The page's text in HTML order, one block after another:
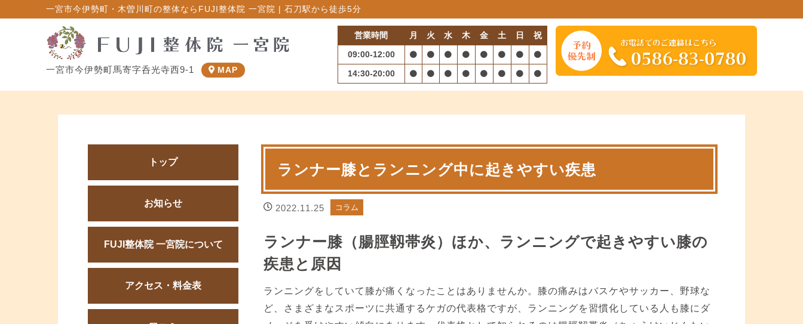
一宮市今伊勢町・木曽川町の整体ならFUJI整体院 一宮院 | 石刀駅から徒歩5分
一宮市今伊勢町馬寄字呑光寺西9-1 MAP
営業時間 月 火 水 木 金 土 日
祝
09:00-12:00
14:30-20:00
ランナー膝とランニング中に起きやすい疾患
2022.11.25 コラム
ランナー膝（腸脛靱帯炎）ほか、ランニングで起きやすい膝の
疾患と原因
ランニングをしていて膝が痛くなったことはありませんか。膝の痛みはバスケやサッカー、野球な
ど、さまざまなスポーツに共通するケガの代表格ですが、ランニングを習慣化している人も膝にダ
トップ
お知らせ
FUJI整体院 一宮院について
アクセス・料金表